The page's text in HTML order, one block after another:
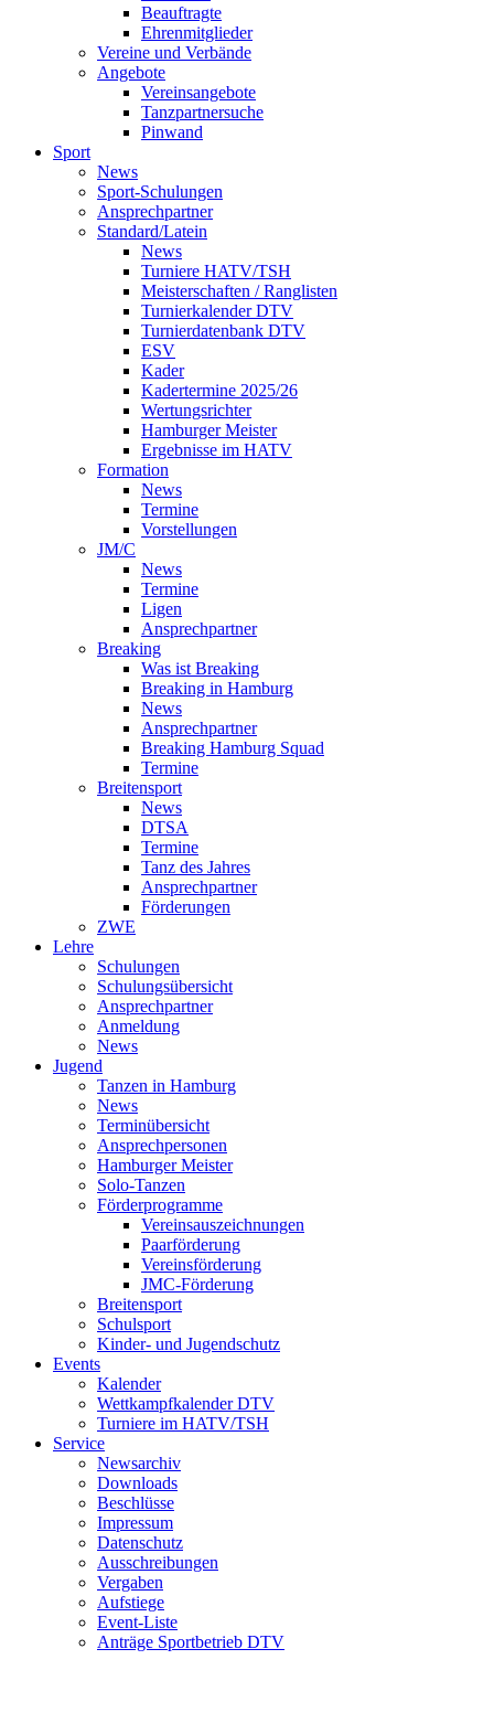
Beauftragte
Ehrenmitglieder
Vereine und Verbände
Angebote
Vereinsangebote
Tanzpartnersuche
Pinwand
Sport
News
Sport-Schulungen
Ansprechpartner
Standard/Latein
News
Turniere HATV/TSH
Meisterschaften / Ranglisten
Turnierkalender DTV
Turnierdatenbank DTV
ESV
Kader
Kadertermine 2025/26
Wertungsrichter
Hamburger Meister
Ergebnisse im HATV
Formation
News
Termine
Vorstellungen
JM/C
News
Termine
Ligen
Ansprechpartner
Breaking
Was ist Breaking
Breaking in Hamburg
News
Ansprechpartner
Breaking Hamburg Squad
Termine
Breitensport
News
DTSA
Termine
Tanz des Jahres
Ansprechpartner
Förderungen
ZWE
Lehre
Schulungen
Schulungsübersicht
Ansprechpartner
Anmeldung
News
Jugend
Tanzen in Hamburg
News
Terminübersicht
Ansprechpersonen
Hamburger Meister
Solo-Tanzen
Förderprogramme
Vereinsauszeichnungen
Paarförderung
Vereinsförderung
JMC-Förderung
Breitensport
Schulsport
Kinder- und Jugendschutz
Events
Kalender
Wettkampfkalender DTV
Turniere im HATV/TSH
Service
Newsarchiv
Downloads
Beschlüsse
Impressum
Datenschutz
Ausschreibungen
Vergaben
Aufstiege
Event-Liste
Anträge Sportbetrieb DTV